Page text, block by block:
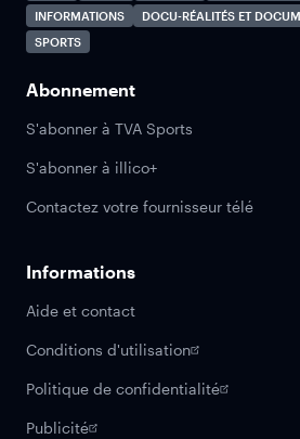
INFORMATIONS
DOCU-RÉALITÉS ET
SPORTS
Abonnement
S'abonner à TVA Sports
S'abonner à illico+
Contactez votre fournisseur télé
Informations
Aide et contact
Conditions d'utilisation
Politique de confidentialité
Publicité